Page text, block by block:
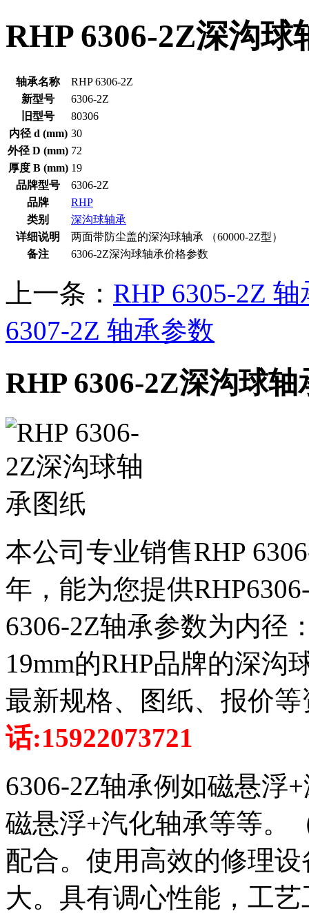
RHP 6306-2Z深沟球
轴承名称
RHP 6306-2Z
新型号
6306-2Z
旧型号
80306
内径 d (mm) 30
外径 D (mm) 72
厚度 B (mm) 19
品牌型号
6306-2Z
品牌
RHP
类别
深沟球轴承
详细说明
两面带防尘盖的深沟球轴承 （60000-2Z型）
备注
6306-2Z深沟球轴承价格参数
上一条： RHP 6305-2Z
6307-2Z 轴承参数
RHP 6306-2Z深沟球轴
本公司专业销售RHP
年，能为您提供
6306-2Z轴承参数为内径
19mm的RHP品牌的深沟
最新规格、图纸、报价
话:15922073721
6306-2Z轴承例如磁悬浮
磁悬浮+汽化轴承等等。
配合。使用高效的修理
大。具有调心性能，工